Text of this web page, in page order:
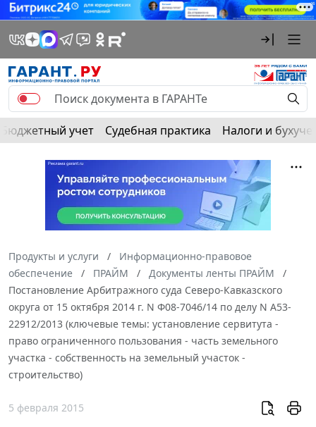
Бюджетный учет Судебная практика Налоги и
Продукты и услуги
Информационно-правовое
обеспечение
ПРАЙМ
Документы ленты ПРАЙМ
Постановление Арбитражного суда Северо-Кавказского
округа от 15 октября 2014 г. N Ф08-7046/14 по делу N А53-
22912/2013 (ключевые темы: установление сервитута -
право ограниченного пользования - часть земельного
участка - собственность на земельный участок -
строительство)
5 февраля 2015